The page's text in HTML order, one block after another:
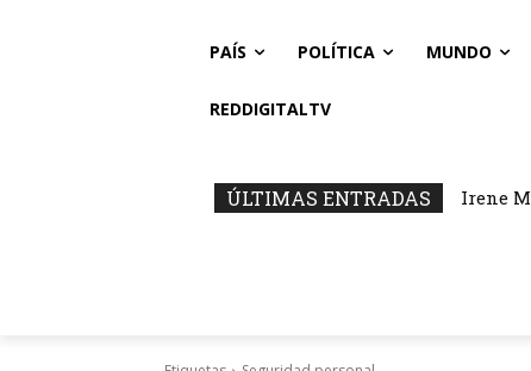
PAÍS POLÍTICA MUNDO
REDDIGITALTV
ÚLTIMAS ENTRADAS Irene